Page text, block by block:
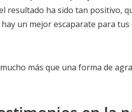
resultado ha sido tan positivo,
un mejor escaparate para tus
más que una forma de